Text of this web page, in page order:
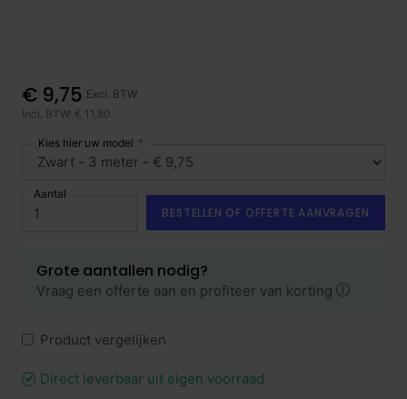
€ 9,75 Excl. BTW
Incl. BTW: € 11,80
Kies hier uw model
Aantal
BESTELLEN OF OFFERTE AANVRAGEN
Grote aantallen nodig?
Vraag een offerte aan en profiteer van korting
Product vergelijken
Direct leverbaar uit eigen voorraad